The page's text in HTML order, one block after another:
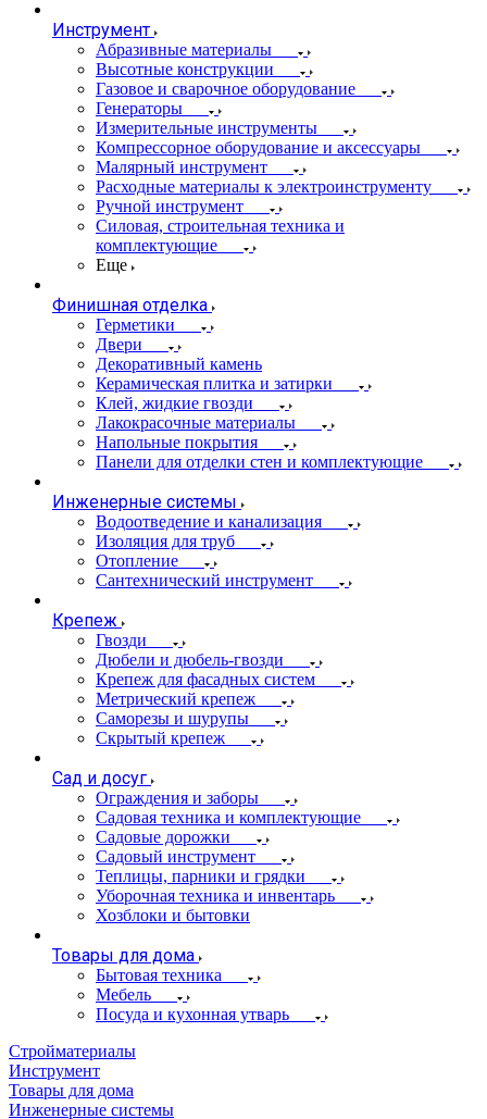
Инструмент
Абразивные материалы
Высотные конструкции
Газовое и сварочное оборудование
Генераторы
Измерительные инструменты
Компрессорное оборудование и аксессуары
Малярный инструмент
Расходные материалы к электроинструменту
Ручной инструмент
Силовая, строительная техника и
комплектующие
Еще
Финишная отделка
Герметики
Двери
Декоративный камень
Керамическая плитка и затирки
Клей, жидкие гвозди
Лакокрасочные материалы
Напольные покрытия
Панели для отделки стен и комплектующие
Инженерные системы
Водоотведение и канализация
Изоляция для труб
Отопление
Сантехнический инструмент
Крепеж
Гвозди
Дюбели и дюбель-гвозди
Крепеж для фасадных систем
Метрический крепеж
Саморезы и шурупы
Скрытый крепеж
Сад и досуг
Ограждения и заборы
Садовая техника и комплектующие
Садовые дорожки
Садовый инструмент
Теплицы, парники и грядки
Уборочная техника и инвентарь
Хозблоки и бытовки
Товары для дома
Бытовая техника
Мебель
Посуда и кухонная утварь
Стройматериалы
Инструмент
Товары для дома
Инженерные системы